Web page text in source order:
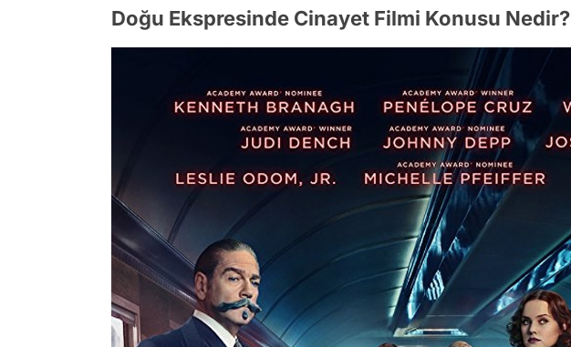
Doğu Ekspresinde Cinayet Filmi Konusu Nedir?